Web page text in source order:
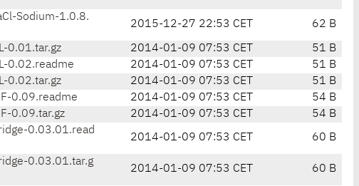
Sodium-1.0.8.
2015-12-27 22:53 CET 62 B
0.01.tar.gz 2014-01-09 07:53 CET
51 B
0.02.readme
2014-01-09 07:53 CET
51 B
0.02.tar.gz
2014-01-09 07:53 CET
51 B
0.09.readme
2014-01-09 07:53 CET
54 B
0.09.tar.gz
2014-01-09 07:53 CET
54 B
0.03.01.read
2014-01-09 07:53 CET 60 B
0.03.01.tar.g
2014-01-09 07:53 CET 60 B